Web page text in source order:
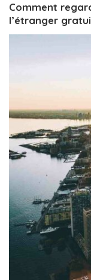
Comment
l’étranger